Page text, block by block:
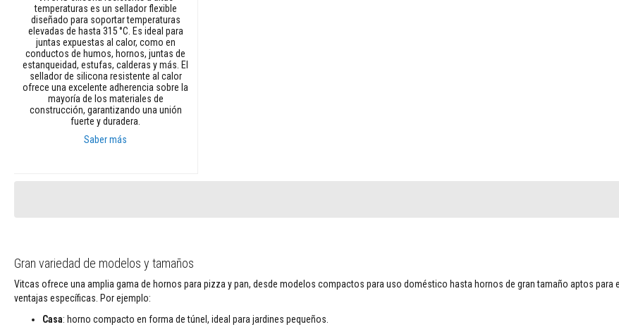
estufas
resistentes
temperaturas
temperaturas es un sellador flexible
diseñado para soportar temperaturas
elevadas de hasta 315 °C. Es ideal para
juntas expuestas al calor, como en
conductos de humos, hornos, juntas de
estanqueidad, estufas, calderas y más. El
sellador de silicona resistente al calor
ofrece una excelente adherencia sobre la
mayoría de los materiales de
construcción, garantizando una unión
fuerte y duradera.
Saber más
Gran variedad de modelos y tamaños
Vitcas ofrece una amplia gama de hornos para pizza y pan, desde modelos compactos para uso doméstico hasta hornos de gran tamaño aptos
ventajas específicas. Por ejemplo:
Casa: horno compacto en forma de túnel, ideal para jardines pequeños.